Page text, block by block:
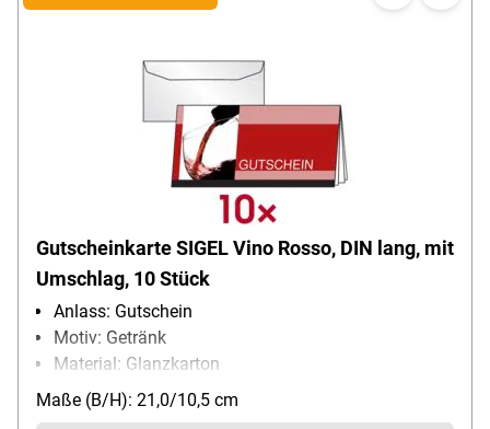
Gutscheinkarte SIGEL Vino Rosso, DIN lang, mit
Umschlag, 10 Stück
Anlass: Gutschein
Motiv: Getränk
Material: Glanzkarton
Grammatur: 220 g/m²
Inhalt pro Pack: 10 Stück
Maße (B/H): 21,0/10,5 cm